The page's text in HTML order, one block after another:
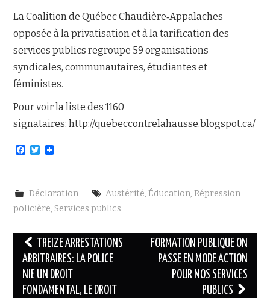
La Coalition de Québec Chaudière‐Appalaches
opposée à la privatisation et à la tarification des
services publics regroupe 59 organisations
syndicales, communautaires, étudiantes et
féministes.
Pour voir la liste des 1160
signataires: http://quebeccontrelahausse.blogspot.ca/
F
e
b
o
o
T
t
e
r
Déclaration Austérité, Éducation, Répression
policière, Services publics
Navigation
des
articles
TREIZE ARRESTATIONS
ARBITRAIRES: LA POLICE
NIE UN DROIT
FONDAMENTAL, LE DROIT
FORMATION PUBLIQUE ON
PASSE EN MODE ACTION
POUR NOS SERVICES
PUBLICS